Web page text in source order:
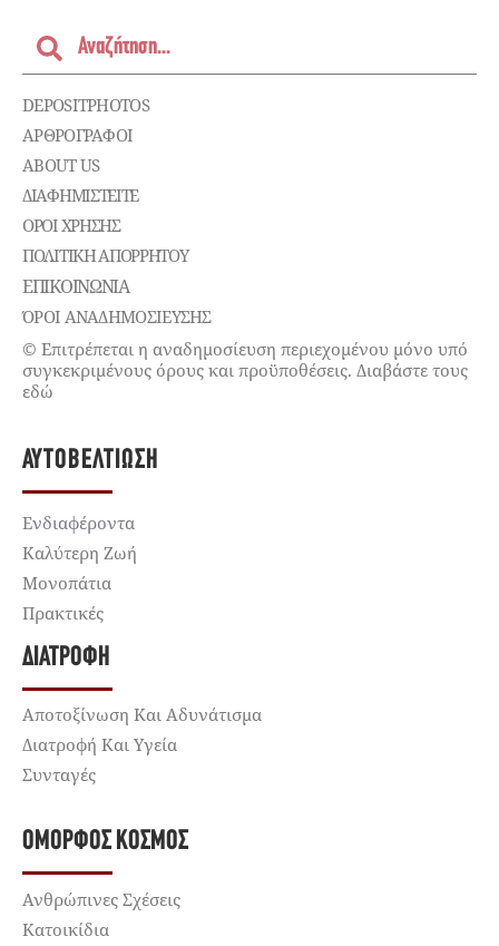
DEPOSITPHOTOS
ΑΡΘΡΟΓΡΑΦΟΙ
ABOUT US
ΔΙΑΦΗΜΙΣΤΕΊΤΕ
ΌΡΟΙ ΧΡΉΣΗΣ
ΠΟΛΙΤΙΚΉ ΑΠΟΡΡΉΤΟΥ
ΕΠΙΚΟΙΝΩΝΊΑ
ΌΡΟΙ ΑΝΑΔΗΜΟΣΙΕΥΣΗΣ
© Επιτρέπεται η αναδημοσίευση περιεχομένου μόνο υπό
συγκεκριμένους όρους και προϋποθέσεις. Διαβάστε τους
εδώ
ΑΥΤΟΒΕΛΤΊΩΣΗ
Ενδιαφέροντα
Καλύτερη Ζωή
Μονοπάτια
Πρακτικές
ΔΙΑΤΡΟΦΉ
Αποτοξίνωση Και Αδυνάτισμα
Διατροφή Και Υγεία
Συνταγές
ΌΜΟΡΦΟΣ ΚΌΣΜΟΣ
Ανθρώπινες Σχέσεις
Κατοικίδια